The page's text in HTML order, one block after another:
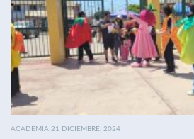
ACADEMIA 21 DICIEMBRE, 2024